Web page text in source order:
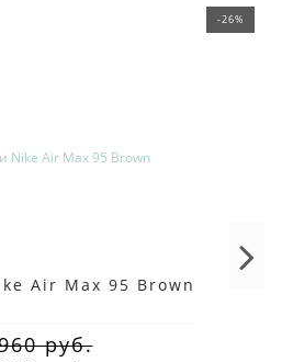
-26%
Air Max 95 Brown
руб.